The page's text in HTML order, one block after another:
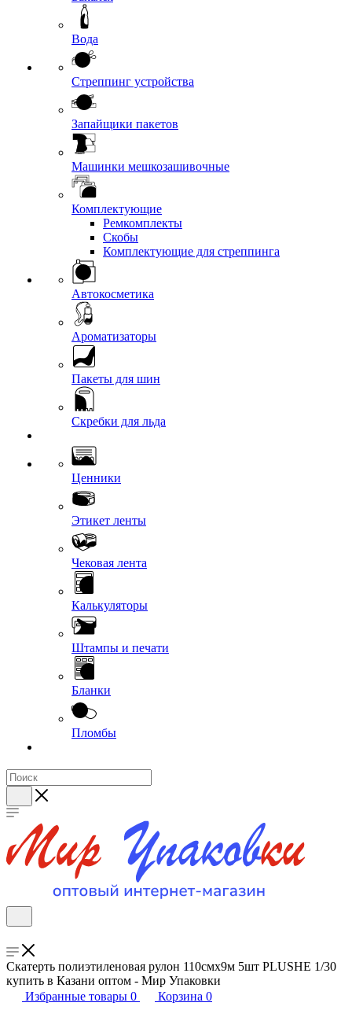
Вода
Стреппинг устройства
Запайщики пакетов
Машинки мешкозашивочные
Комплектующие
Ремкомплекты
Скобы
Комплектующие для стреппинга
Автокосметика
Ароматизаторы
Пакеты для шин
Скребки для льда
Ценники
Этикет ленты
Чековая лента
Калькуляторы
Штампы и печати
Бланки
Пломбы
Скатерть полиэтиленовая рулон 110смх9м 5шт PLUSHE 1/30
купить в Казани оптом - Мир Упаковки
Избранные товары 0 Корзина 0